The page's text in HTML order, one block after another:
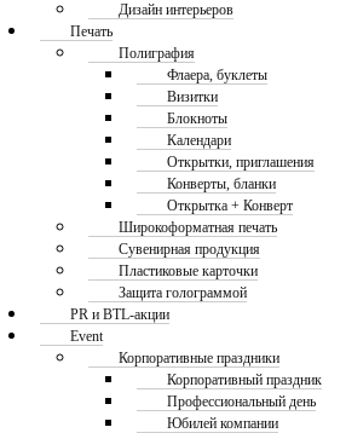
Дизайн интерьеров
Печать
Полиграфия
Флаера, буклеты
Визитки
Блокноты
Календари
Открытки, приглашения
Конверты, бланки
Открытка + Конверт
Широкоформатная печать
Сувенирная продукция
Пластиковые карточки
Защита голограммой
PR и BTL-акции
Event
Корпоративные праздники
Корпоративный праздник
Профессиональный день
Юбилей компании